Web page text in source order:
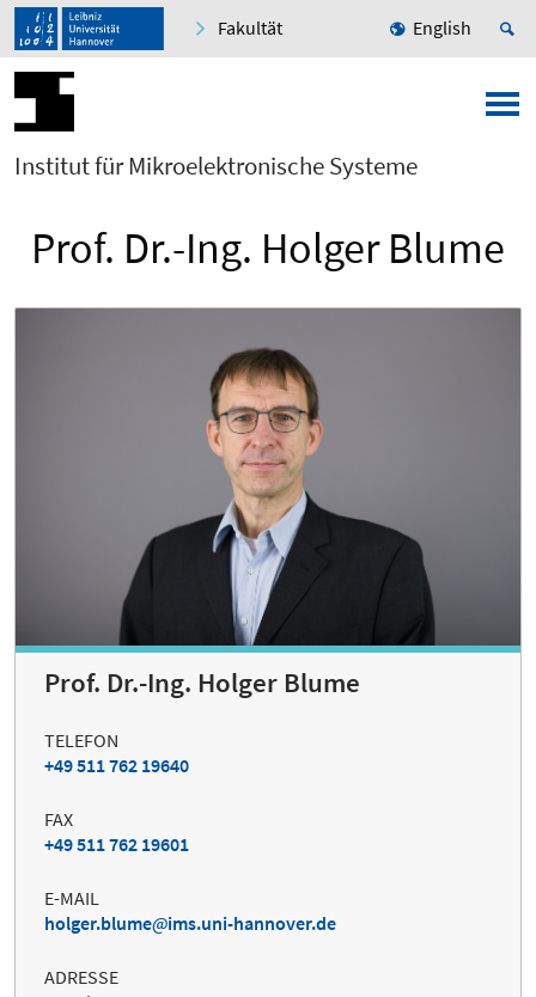
Fakultät English
Institut für Mikroelektronische Systeme
Prof. Dr.-Ing. Holger Blume
Prof. Dr.-Ing. Holger Blume
TELEFON
+49 511 762 19640
FAX
+49 511 762 19601
E-MAIL
holger.blume
ims.uni-hannover.de
ADRESSE